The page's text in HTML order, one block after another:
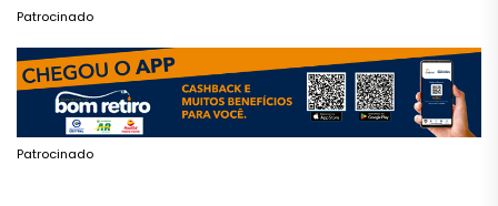
Patrocinado
Patrocinado